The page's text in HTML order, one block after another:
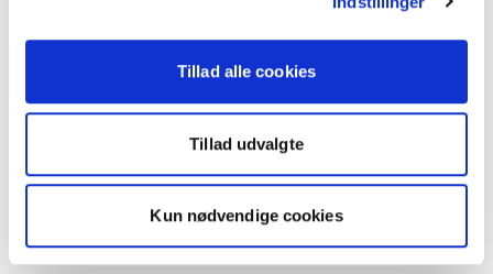
Tillad alle cookies
Tillad udvalgte
Kun nødvendige cookies